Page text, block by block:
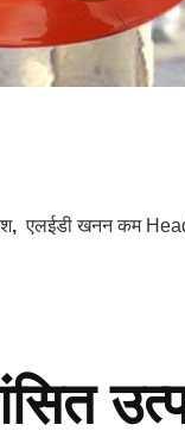
,एलईडी खनन कम